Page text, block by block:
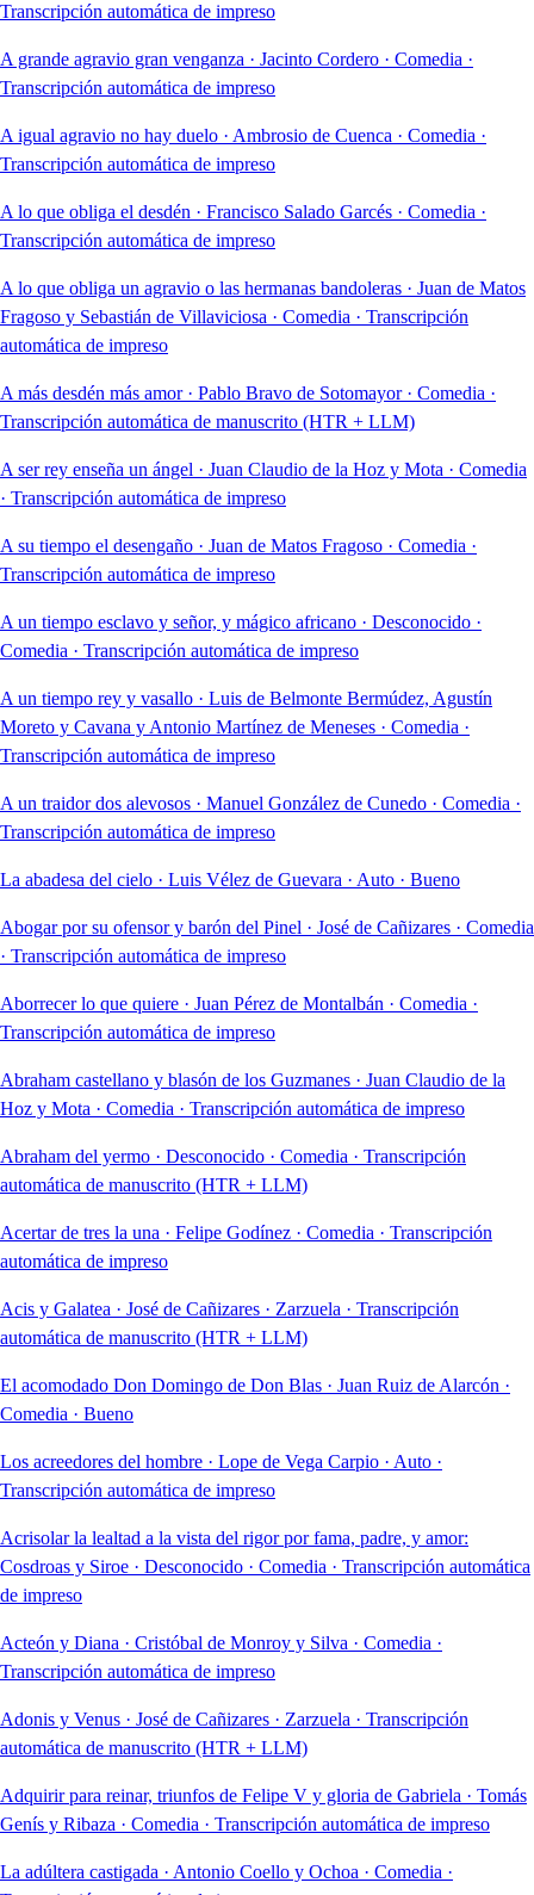
Transcripción automática de impreso
A grande agravio gran venganza · Jacinto Cordero · Comedia ·
Transcripción automática de impreso
A igual agravio no hay duelo · Ambrosio de Cuenca · Comedia ·
Transcripción automática de impreso
A lo que obliga el desdén · Francisco Salado Garcés · Comedia ·
Transcripción automática de impreso
A lo que obliga un agravio o las hermanas bandoleras · Juan de Matos
Fragoso y Sebastián de Villaviciosa · Comedia · Transcripción
automática de impreso
A más desdén más amor · Pablo Bravo de Sotomayor · Comedia ·
Transcripción automática de manuscrito (HTR + LLM)
A ser rey enseña un ángel · Juan Claudio de la Hoz y Mota · Comedia
· Transcripción automática de impreso
A su tiempo el desengaño · Juan de Matos Fragoso · Comedia ·
Transcripción automática de impreso
A un tiempo esclavo y señor, y mágico africano · Desconocido ·
Comedia · Transcripción automática de impreso
A un tiempo rey y vasallo · Luis de Belmonte Bermúdez, Agustín
Moreto y Cavana y Antonio Martínez de Meneses · Comedia ·
Transcripción automática de impreso
A un traidor dos alevosos · Manuel González de Cunedo · Comedia ·
Transcripción automática de impreso
La abadesa del cielo · Luis Vélez de Guevara · Auto · Bueno
Abogar por su ofensor y barón del Pinel · José de Cañizares · Comedia
· Transcripción automática de impreso
Aborrecer lo que quiere · Juan Pérez de Montalbán · Comedia ·
Transcripción automática de impreso
Abraham castellano y blasón de los Guzmanes · Juan Claudio de la
Hoz y Mota · Comedia · Transcripción automática de impreso
Abraham del yermo · Desconocido · Comedia · Transcripción
automática de manuscrito (HTR + LLM)
Acertar de tres la una · Felipe Godínez · Comedia · Transcripción
automática de impreso
Acis y Galatea · José de Cañizares · Zarzuela · Transcripción
automática de manuscrito (HTR + LLM)
El acomodado Don Domingo de Don Blas · Juan Ruiz de Alarcón ·
Comedia · Bueno
Los acreedores del hombre · Lope de Vega Carpio · Auto ·
Transcripción automática de impreso
Acrisolar la lealtad a la vista del rigor por fama, padre, y amor:
Cosdroas y Siroe · Desconocido · Comedia · Transcripción automática
de impreso
Acteón y Diana · Cristóbal de Monroy y Silva · Comedia ·
Transcripción automática de impreso
Adonis y Venus · José de Cañizares · Zarzuela · Transcripción
automática de manuscrito (HTR + LLM)
Adquirir para reinar, triunfos de Felipe V y gloria de Gabriela · Tomás
Genís y Ribaza · Comedia · Transcripción automática de impreso
La adúltera castigada · Antonio Coello y Ochoa · Comedia ·